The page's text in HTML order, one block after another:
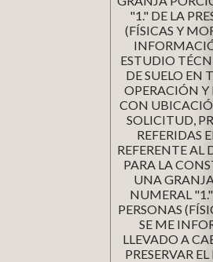
"1." DE LA
(FÍSICAS Y
ESTUDIO
DE SUELO EN
OPERACIÓN
CON
SOLICITUD,
REFERIDAS
REFERENTE
PARA LA
UNA
NUMERAL
PERSONAS
SE ME
LLEVADO A
PRESERVAR